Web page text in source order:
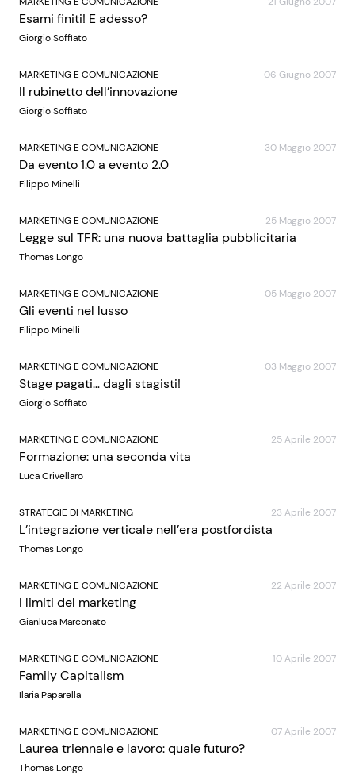
Esami finiti! E adesso?
Giorgio Soffiato
MARKETING E COMUNICAZIONE 06 Giugno 2007
Il rubinetto dell’innovazione
Giorgio Soffiato
MARKETING E COMUNICAZIONE 30 Maggio 2007
Da evento 1.0 a evento 2.0
Filippo Minelli
MARKETING E COMUNICAZIONE 25 Maggio 2007
Legge sul TFR: una nuova battaglia pubblicitaria
Thomas Longo
MARKETING E COMUNICAZIONE 05 Maggio 2007
Gli eventi nel lusso
Filippo Minelli
MARKETING E COMUNICAZIONE 03 Maggio 2007
Stage pagati… dagli stagisti!
Giorgio Soffiato
MARKETING E COMUNICAZIONE 25 Aprile 2007
Formazione: una seconda vita
Luca Crivellaro
STRATEGIE DI MARKETING 23 Aprile 2007
L’integrazione verticale nell’era postfordista
Thomas Longo
MARKETING E COMUNICAZIONE 22 Aprile 2007
I limiti del marketing
Gianluca Marconato
MARKETING E COMUNICAZIONE 10 Aprile 2007
Family Capitalism
Ilaria Paparella
MARKETING E COMUNICAZIONE 07 Aprile 2007
Laurea triennale e lavoro: quale futuro?
Thomas Longo